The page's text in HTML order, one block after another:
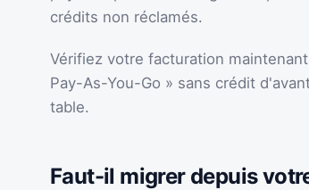
crédits non réclamés.
Vérifiez votre facturation
Pay-As-You-Go » sans crédit
table.
Faut-il migrer depuis